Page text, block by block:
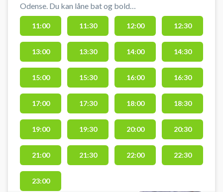
Odense. Du kan låne bat og bolde
på stedet. Centeret ligger centralt
placeret i Odense ved siden af
Bauhaus, Leo’s Legeland,
Plantorama og øvrige
indkøbsfaciliteter.
11:00 11:30 12:00 12:30
13:00 13:30 14:00 14:30
15:00 15:30 16:00 16:30
17:00 17:30 18:00 18:30
19:00 19:30 20:00 20:30
21:00 21:30 22:00 22:30
23:00